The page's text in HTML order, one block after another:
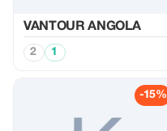
VANTOUR ANGOLA
2 1
-15%